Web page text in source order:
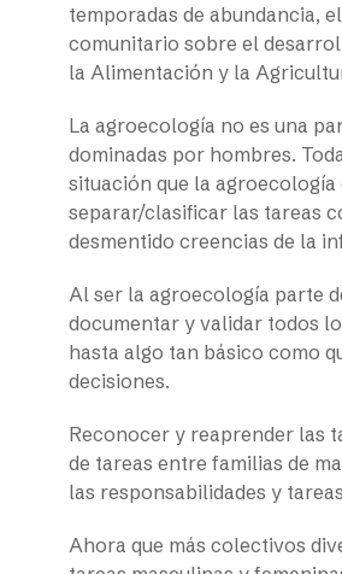
temporadas de abundancia,
comunitario sobre el
la Alimentación y la
La agroecología no es una
dominadas por hombres.
situación que la
separar/clasificar las tareas
desmentido creencias de la
Al ser la agroecología parte
documentar y validar todos
hasta algo tan básico como
decisiones.
Reconocer y reaprender las
de tareas entre familias de
las responsabilidades y
Ahora que más colectivos